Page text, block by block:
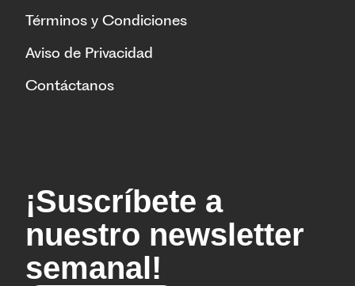
Términos y Condiciones
Aviso de Privacidad
Contáctanos
¡Suscríbete a
nuestro newsletter
semanal!